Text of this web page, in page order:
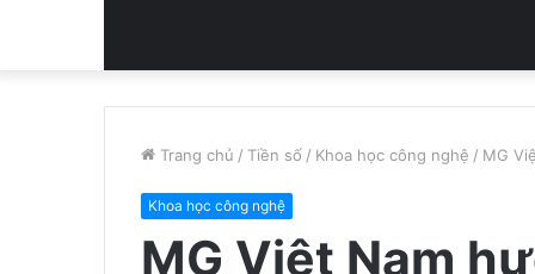
Trang chủ / Tiền số / Khoa học công nghệ / MG
Khoa học công nghệ
MG Việt Nam